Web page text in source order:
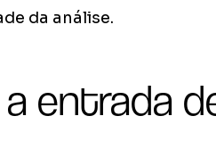
da análise.
entrada